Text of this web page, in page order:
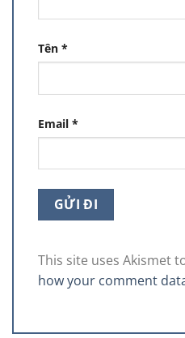
Tên *
Email *
This site uses Akismet
how your comment